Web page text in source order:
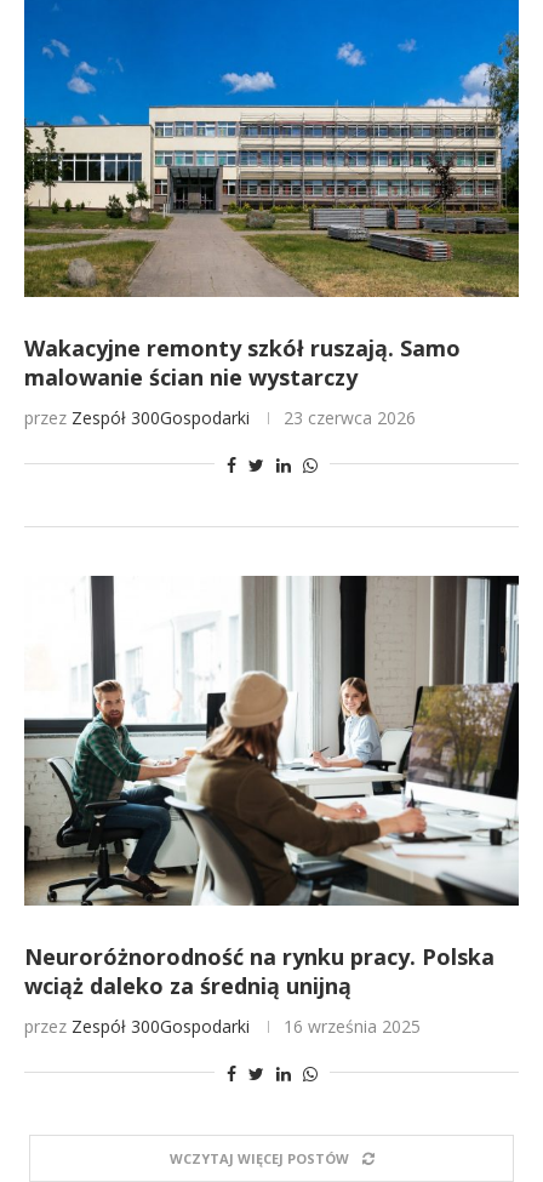
Wakacyjne remonty szkół ruszają. Samo
malowanie ścian nie wystarczy
przez Zespół 300Gospodarki 23 czerwca 2026
Neuroróżnorodność na rynku pracy. Polska
wciąż daleko za średnią unijną
przez Zespół 300Gospodarki 16 września 2025
WCZYTAJ WIĘCEJ POSTÓW